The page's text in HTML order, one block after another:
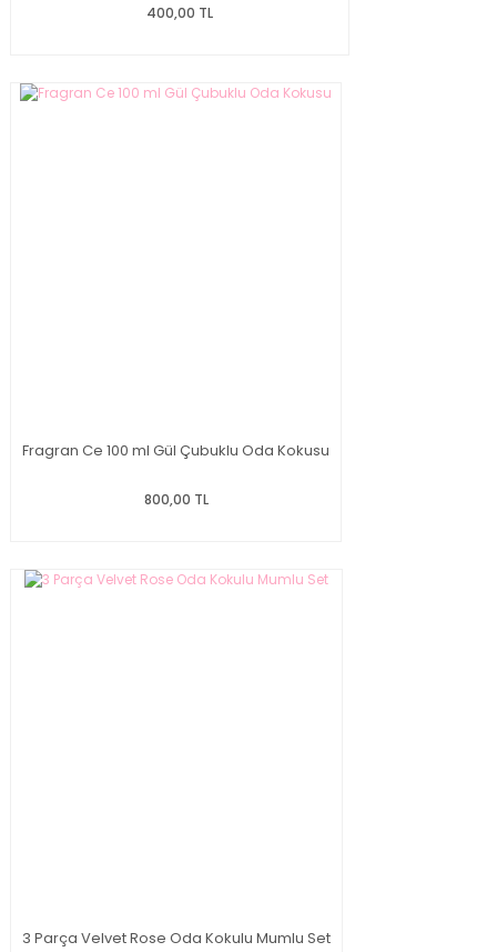
400,00 TL
Fragran Ce 100 ml Gül Çubuklu Oda Kokusu
800,00 TL
3 Parça Velvet Rose Oda Kokulu Mumlu Set